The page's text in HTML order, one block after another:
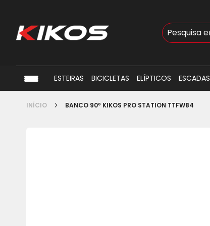
Busca
ESTEIRAS BICICLETAS ELÍPTICOS ESCADAS
INÍCIO BANCO 90º KIKOS PRO STATION TTFW84